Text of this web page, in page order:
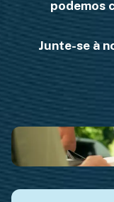
podemos
Junte-se à